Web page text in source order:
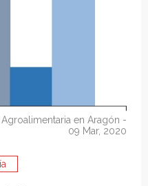
en Aragón -
09 Mar, 2020